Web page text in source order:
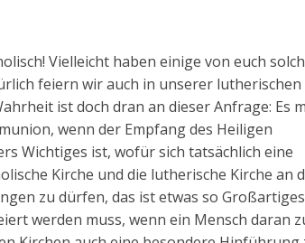
Vielleicht haben einige von euch
feiern wir auch in unserer lutherischen
ist doch dran an dieser Anfrage: Es
wenn der Empfang des Heiligen
Wichtiges ist, wofür sich tatsächlich eine
Kirche und die lutherische Kirche an
zu dürfen, das ist etwas so
werden muss, wenn ein Mensch daran